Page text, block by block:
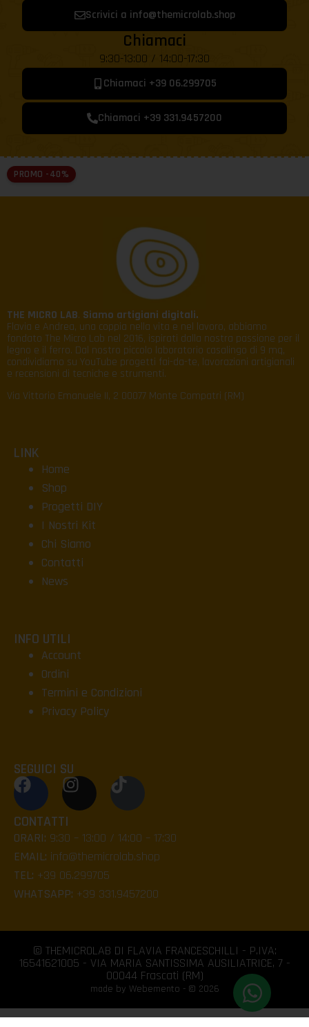
Scrivici a info@themicrolab.shop
Chiamaci
9:30-13:00 / 14:00-17:30
Chiamaci +39 06.299705
Chiamaci +39 331.9457200
PROMO -40%
THE MICRO LAB. Siamo artigiani digitali.
Flavia e Andrea, una coppia nella vita e nel lavoro, abbiamo
fondato The Micro Lab nel 2016, ispirati dalla nostra passione per il
legno e il ferro. Dal nostro piccolo laboratorio casalingo di 9 mq,
condividiamo su YouTube progetti fai-da-te, lavorazioni artigianali
e recensioni di tecniche e strumenti.
Via Vittorio Emanuele II, 2 00077 Monte Compatri (RM)
LINK
Home
Shop
Progetti DIY
I Nostri Kit
Chi Siamo
Contatti
News
INFO UTILI
Account
Ordini
Termini e Condizioni
Privacy Policy
SEGUICI SU
CONTATTI
ORARI: 9:30 – 13:00 / 14:00 – 17:30
EMAIL: info@themicrolab.shop
TEL: +39 06.299705
WHATSAPP: +39 331.9457200
© THEMICROLAB DI FLAVIA FRANCESCHILLI - P.IVA:
16541621005 - VIA MARIA SANTISSIMA AUSILIATRICE, 7 -
00044 Frascati (RM)
made by Webemento - © 2026